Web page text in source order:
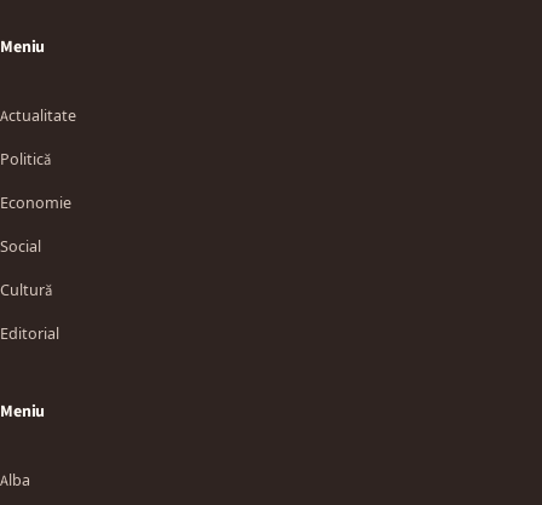
Meniu
Actualitate
Politică
Economie
Social
Cultură
Editorial
Meniu
Alba